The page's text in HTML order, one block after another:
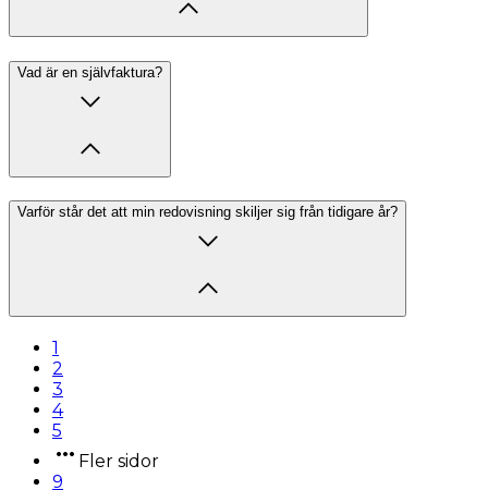
Vad är en självfaktura?
Varför står det att min redovisning skiljer sig från tidigare år?
1
2
3
4
5
Fler sidor
9